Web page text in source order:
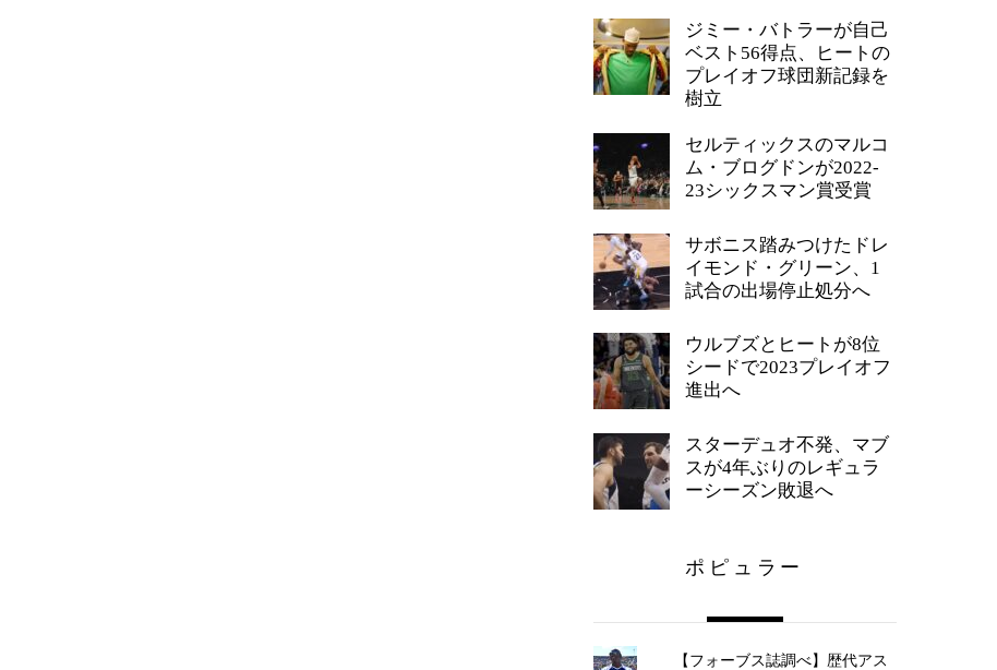
ジミー・バトラーが自己
ベスト56得点、ヒートの
プレイオフ球団新記録を
樹立
セルティックスのマルコ
ム・ブログドンが2022-
23シックスマン賞受賞
サボニス踏みつけたドレ
イモンド・グリーン、1
試合の出場停止処分へ
ウルブズとヒートが8位
シードで2023プレイオフ
進出へ
スターデュオ不発、マブ
スが4年ぶりのレギュラ
ーシーズン敗退へ
ポピュラー
【フォーブス誌調べ】歴代アス